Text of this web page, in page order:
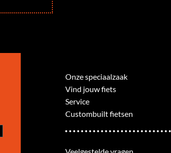
Onze speciaalzaak
Vind jouw fiets
Service
Custombuilt fietsen